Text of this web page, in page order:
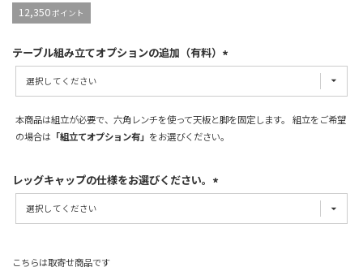
12,350ポイント
テーブル組み立てオプションの追加（有料）
本商品は組立が必要で、六角レンチを使って天板と脚を固定します。 組立をご希望
の場合は 「組立てオプション有」 をお選びください。
レッグキャップの仕様をお選びください。
こちらは取寄せ商品です